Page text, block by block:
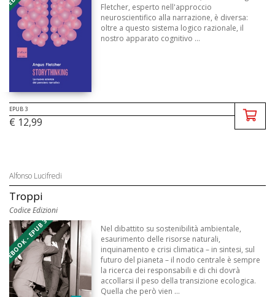
Fletcher, esperto nell'approccio
neuroscientifico alla narrazione, è diversa:
oltre a questo sistema logico razionale, il
nostro apparato cognitivo ...
EPUB 3
€ 12,99
Alfonso Lucifredi
Troppi
Codice Edizioni
EBOOK - EPUB 3
Nel dibattito su sostenibilità ambientale,
esaurimento delle risorse naturali,
inquinamento e crisi climatica – in sintesi, sul
futuro del pianeta – il nodo centrale è sempre
la ricerca dei responsabili e di chi dovrà
accollarsi il peso della transizione ecologica.
Quella che però vien ...